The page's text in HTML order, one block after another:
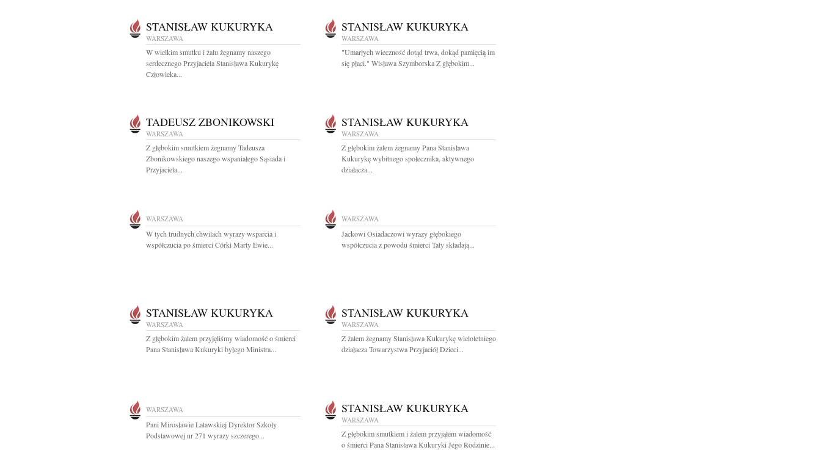
STANISŁAW KUKURYKA
WARSZAWA
W wielkim smutku i żalu żegnamy naszego
serdecznego Przyjaciela Stanisława Kukurykę
Człowieka...
STANISŁAW KUKURYKA
WARSZAWA
"Umarłych wieczność dotąd trwa, dokąd pamięcią im
się płaci." Wisława Szymborska Z głębokim...
TADEUSZ ZBONIKOWSKI
WARSZAWA
Z głębokim smutkiem żegnamy Tadeusza
Zbonikowskiego naszego wspaniałego Sąsiada i
Przyjaciela...
STANISŁAW KUKURYKA
WARSZAWA
Z głębokim żalem żegnamy Pana Stanisława
Kukurykę wybitnego społecznika, aktywnego
działacza...
WARSZAWA
W tych trudnych chwilach wyrazy wsparcia i
współczucia po śmierci Córki Marty Ewie...
WARSZAWA
Jackowi Osiadaczowi wyrazy głębokiego
współczucia z powodu śmierci Taty składają...
STANISŁAW KUKURYKA
WARSZAWA
Z głębokim żalem przyjęliśmy wiadomość o śmierci
Pana Stanisława Kukuryki byłego Ministra...
STANISŁAW KUKURYKA
WARSZAWA
Z żalem żegnamy Stanisława Kukurykę wieloletniego
działacza Towarzystwa Przyjaciół Dzieci...
WARSZAWA
Pani Mirosławie Latawskiej Dyrektor Szkoły
Podstawowej nr 271 wyrazy szczerego...
STANISŁAW KUKURYKA
WARSZAWA
Z głębokim smutkiem i żalem przyjąłem wiadomość
o śmierci Pana Stanisława Kukuryki Jego Rodzinie...